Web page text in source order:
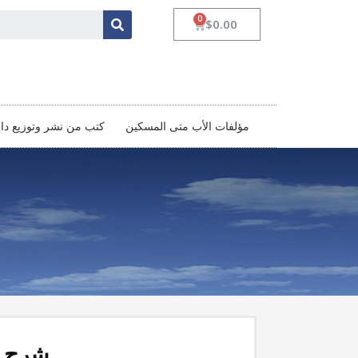
$0.00
كتب من نشر وتوزيع مؤلفات الأب متى المسكين‏